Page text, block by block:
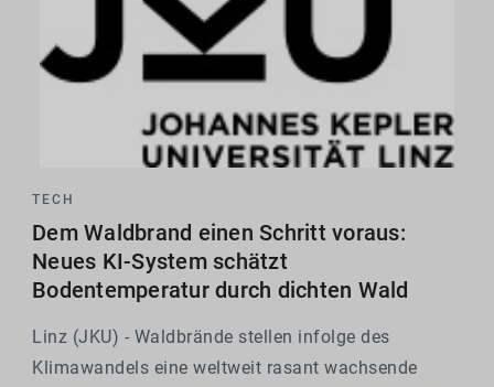
TECH
Dem Waldbrand einen Schritt voraus:
Neues KI-System schätzt
Bodentemperatur durch dichten Wald
Linz (JKU) - Waldbrände stellen infolge des
Klimawandels eine weltweit rasant wachsende